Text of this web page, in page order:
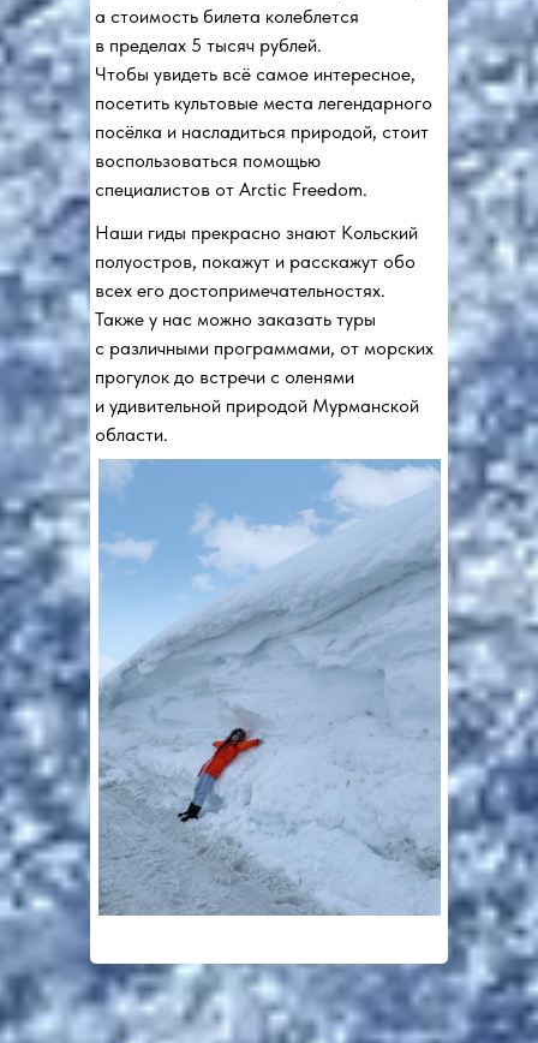
а стоимость билета колеблется
в пределах 5 тысяч рублей.
Чтобы увидеть всё самое интересное,
посетить культовые места легендарного
посёлка и насладиться природой, стоит
воспользоваться помощью
специалистов от Arctic Freedom.
Наши гиды прекрасно знают Кольский
полуостров, покажут и расскажут обо
всех его достопримечательностях.
Также у нас можно заказать туры
с различными программами, от морских
прогулок до встречи с оленями
и удивительной природой Мурманской
области.